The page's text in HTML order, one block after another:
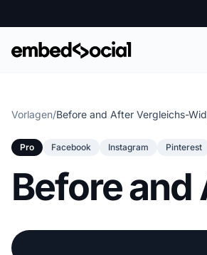
Vorlagen/Before and After Vergleichs-
Pro Facebook Instagram Pinterest
Before